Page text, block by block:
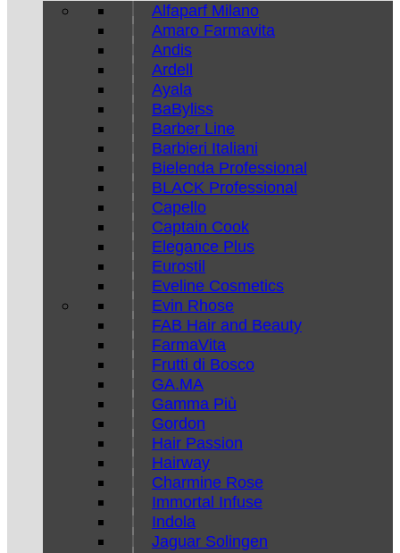
Alfaparf Milano
Amaro Farmavita
Andis
Ardell
Ayala
BaByliss
Barber Line
Barbieri Italiani
Bielenda Professional
BLACK Professional
Capello
Captain Cook
Elegance Plus
Eurostil
Eveline Cosmetics
Evin Rhose
FAB Hair and Beauty
FarmaVita
Frutti di Bosco
GA.MA
Gamma Più
Gordon
Hair Passion
Hairway
Charmine Rose
Immortal Infuse
Indola
Jaguar Solingen